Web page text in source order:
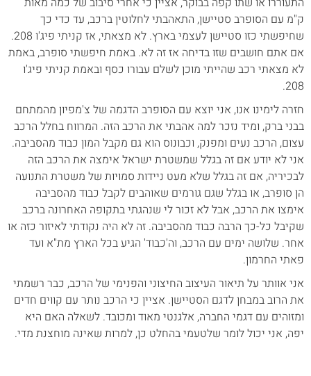
ק"מ עם הסופרב סטיישן, התאהבתי לחלוטין ברכב, עד כדי כך
שחיפשתי כזו סטיישן לעצמי בארץ. לא מצאתי, אז קניתי פיג'ו 208.
אם אתם חושבים שזו בדיחה אז זה לא. באמת חיפשתי סופרב, באמת
לא מצאתי רכב שהייתי מוכן לשלם עבורו כסף ובאמת קניתי פיג'ו
208.
חזרה לימינו אנו, אני יוצא עם הסופרב הדגמה של צ'מפיון מהמתחם
בבני ברק, ומיד נזכר למה אהבתי את הרכב הזה. המרווח בחלל הרכב
עצום, הרכב נעים ומפנק, וכבונוס הוא גם מקבל המון כבוד מהסביבה.
אני לא יודע אם זה בגלל שמשטרת ישראל אימצה את הרכב הזה
לבכיריה, אם זה בגלל שלא מעט ניידות סמויות של משטרת התנועה
הן סופרב, או בגלל שגם גורמים שאוהבים לקבל כבוד מהסביבה
אימצו את הרכב, אבל לא זכור לי שנהגתי בתקופה האחרונה ברכב
שקיבל כל-כך הרבה כבוד מהסביבה. זה לא היה נקודתי לאיזור כזה או
אחר. שלושה ימים עם הרכב, וה'כבוד' הגיע בכל הארץ מת"א ועד
פאתי החרמון.
אני אוותר על תיאור העיצוב החיצוני והפנימי של הרכב, כבר רשמתי
את הרוב במבחן לדגם הסטיישן. אציין כי הרכב נותר עם קווים חדים
ומזוהים עם דגמי החברה, אלגנטי מאוד ומכובד. לשאלה האם היא
יפה, אני יכול לומר שלטעמי בהחלט כן, למרות שאינה מוחצנת מדי.